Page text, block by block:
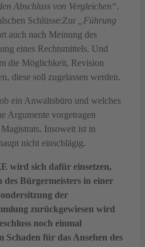
Abschluss von Vergleichen“.
Schlüsse:Zur „Führung
auch nach Meinung des
eines Rechtsmittels. Und
die Möglichkeit, Revision
diese soll zugelassen werden.
ein Anwaltsbüro und welches
Argumente vorgetragen
Insoweit ist in
nicht einschlägig.
wird sich dafür einsetzen,
des Bürgermeisters in einer
der
zurückgewiesen wird
noch einmal
für das Ansehen des